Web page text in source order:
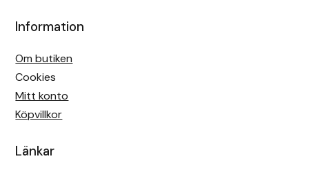
Information
Om butiken
Cookies
Mitt konto
Köpvillkor
Länkar